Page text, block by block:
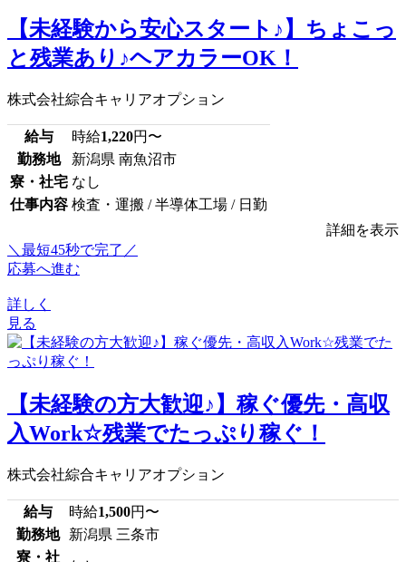
【未経験から安心スタート♪】ちょこっ
と残業あり♪ヘアカラーOK！
株式会社綜合キャリアオプション
給与 時給1,220円〜
勤務地
新潟県 南魚沼市
寮・社宅 なし
仕事内容 検査・運搬 / 半導体工場 / 日勤
詳細を表示
＼最短45秒で完了／
応募へ進む
詳しく
見る
【未経験の方大歓迎♪】稼ぐ優先・高収
入Work☆残業でたっぷり稼ぐ！
株式会社綜合キャリアオプション
給与 時給1,500円〜
勤務地
新潟県 三条市
寮・社